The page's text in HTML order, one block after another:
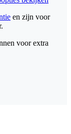
en zijn voor
voor extra